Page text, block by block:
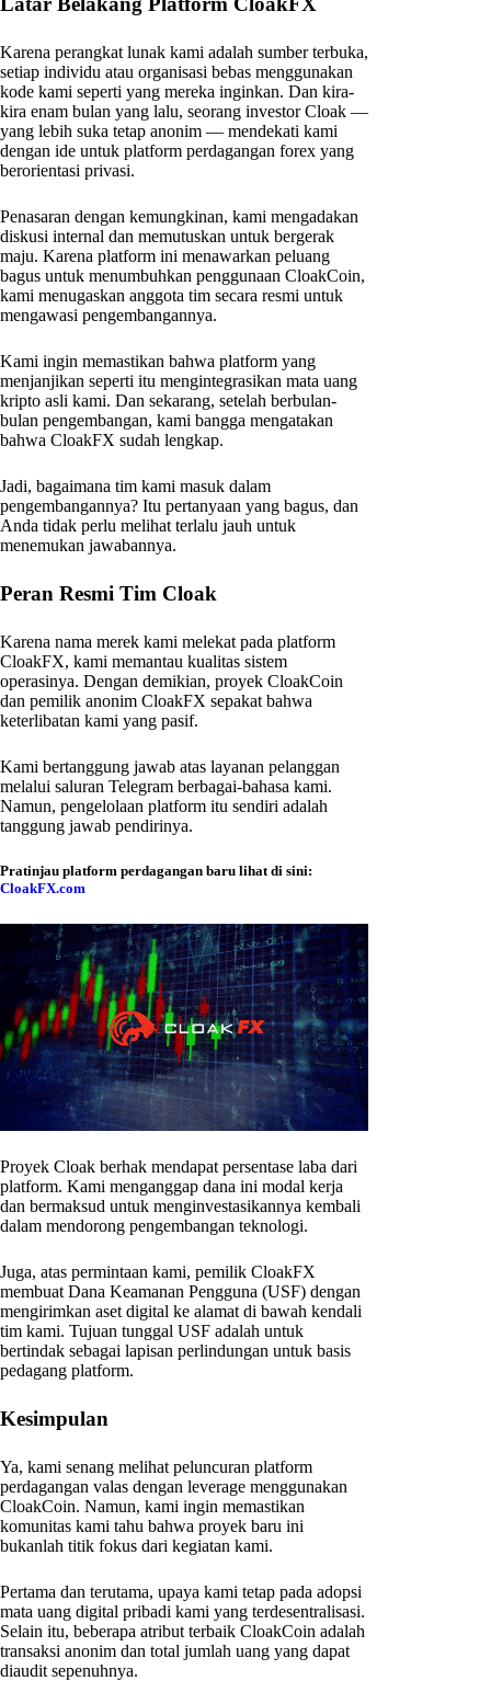
Karena perangkat lunak kami adalah sumber terbuka,
setiap individu atau organisasi bebas menggunakan
kode kami seperti yang mereka inginkan. Dan kira-
kira enam bulan yang lalu, seorang investor Cloak —
yang lebih suka tetap anonim — mendekati kami
dengan ide untuk platform perdagangan forex yang
berorientasi privasi.
Penasaran dengan kemungkinan, kami mengadakan
diskusi internal dan memutuskan untuk bergerak
maju. Karena platform ini menawarkan peluang
bagus untuk menumbuhkan penggunaan CloakCoin,
kami menugaskan anggota tim secara resmi untuk
mengawasi pengembangannya.
Kami ingin memastikan bahwa platform yang
menjanjikan seperti itu mengintegrasikan mata uang
kripto asli kami. Dan sekarang, setelah berbulan-
bulan pengembangan, kami bangga mengatakan
bahwa CloakFX sudah lengkap.
Jadi, bagaimana tim kami masuk dalam
pengembangannya? Itu pertanyaan yang bagus, dan
Anda tidak perlu melihat terlalu jauh untuk
menemukan jawabannya.
Peran Resmi Tim Cloak
Karena nama merek kami melekat pada platform
CloakFX, kami memantau kualitas sistem
operasinya. Dengan demikian, proyek CloakCoin
dan pemilik anonim CloakFX sepakat bahwa
keterlibatan kami yang pasif.
Kami bertanggung jawab atas layanan pelanggan
melalui saluran Telegram berbagai-bahasa kami.
Namun, pengelolaan platform itu sendiri adalah
tanggung jawab pendirinya.
Pratinjau platform perdagangan baru lihat di sini:
CloakFX.com
Proyek Cloak berhak mendapat persentase laba dari
platform. Kami menganggap dana ini modal kerja
dan bermaksud untuk menginvestasikannya kembali
dalam mendorong pengembangan teknologi.
Juga, atas permintaan kami, pemilik CloakFX
membuat Dana Keamanan Pengguna (USF) dengan
mengirimkan aset digital ke alamat di bawah kendali
tim kami. Tujuan tunggal USF adalah untuk
bertindak sebagai lapisan perlindungan untuk basis
pedagang platform.
Kesimpulan
Ya, kami senang melihat peluncuran platform
perdagangan valas dengan leverage menggunakan
CloakCoin. Namun, kami ingin memastikan
komunitas kami tahu bahwa proyek baru ini
bukanlah titik fokus dari kegiatan kami.
Pertama dan terutama, upaya kami tetap pada adopsi
mata uang digital pribadi kami yang terdesentralisasi.
Selain itu, beberapa atribut terbaik CloakCoin adalah
transaksi anonim dan total jumlah uang yang dapat
diaudit sepenuhnya.